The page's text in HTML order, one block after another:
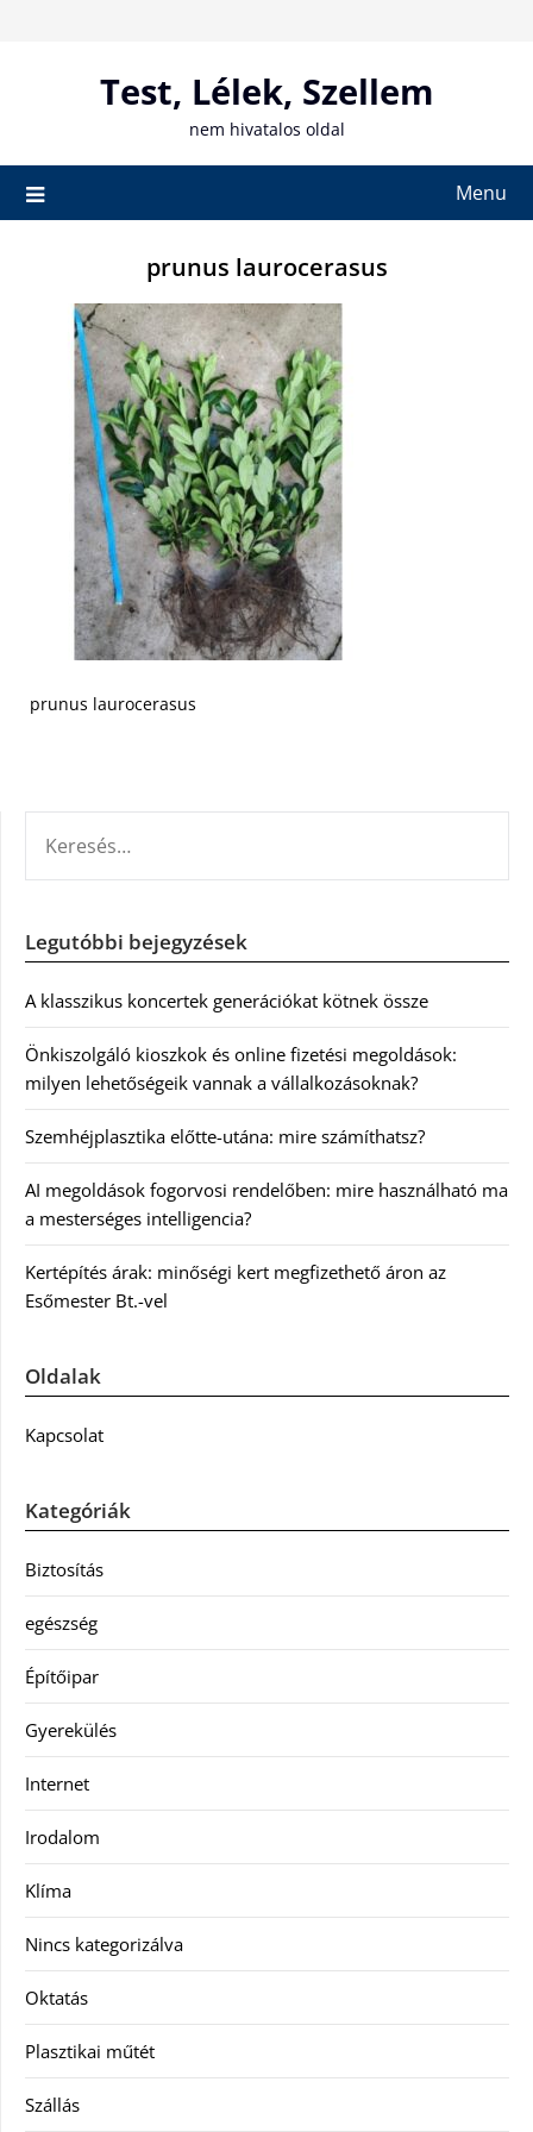
Test, Lélek, Szellem
nem hivatalos oldal
Menu
prunus laurocerasus
prunus laurocerasus
Legutóbbi bejegyzések
A klasszikus koncertek generációkat kötnek össze
Önkiszolgáló kioszkok és online fizetési megoldások:
milyen lehetőségeik vannak a vállalkozásoknak?
Szemhéjplasztika előtte-utána: mire számíthatsz?
AI megoldások fogorvosi rendelőben: mire használható ma
a mesterséges intelligencia?
Kertépítés árak: minőségi kert megfizethető áron az
Esőmester Bt.-vel
Oldalak
Kapcsolat
Kategóriák
Biztosítás
egészség
Építőipar
Gyerekülés
Internet
Irodalom
Klíma
Nincs kategorizálva
Oktatás
Plasztikai műtét
Szállás